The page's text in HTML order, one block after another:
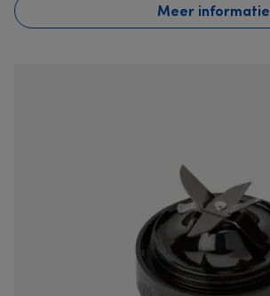
Meer informatie